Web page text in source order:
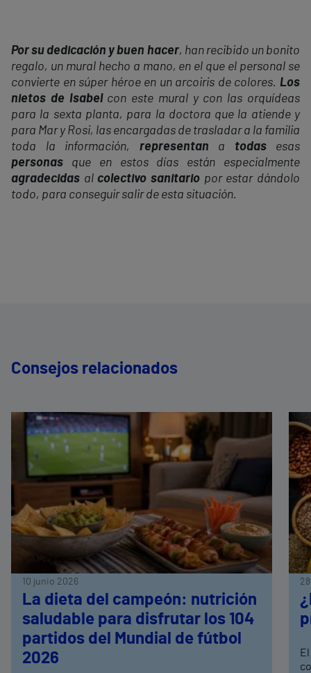
Por su dedicación y buen hacer, han recibido un bonito
regalo, un mural hecho a mano, en el que el personal se
convierte en súper héroe en un arcoiris de colores. Los
nietos de Isabelcon este mural y con las orquídeas
para la sexta planta, para la doctora que la atiende y
para Mar y Rosi, las encargadas de trasladar a la familia
toda la información, representan a todasesas
personas que en estos días están especialmente
agradecidas al colectivo sanitario por estar dándolo
todo, para conseguir salir de esta situación.
Consejos relacionados
10 junio 2026
La dieta del campeón: nutrición
saludable para disfrutar los 104
partidos del Mundial de fútbol
2026